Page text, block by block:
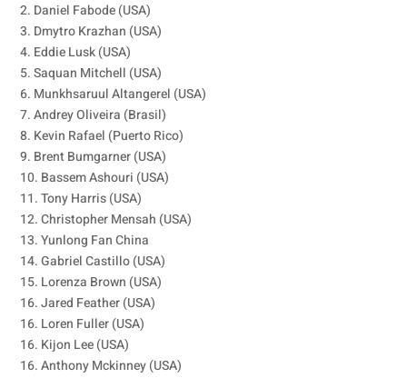
2. Daniel Fabode (USA)
3. Dmytro Krazhan (USA)
4. Eddie Lusk (USA)
5. Saquan Mitchell (USA)
6. Munkhsaruul Altangerel (USA)
7. Andrey Oliveira (Brasil)
8. Kevin Rafael (Puerto Rico)
9. Brent Bumgarner (USA)
10. Bassem Ashouri (USA)
11. Tony Harris (USA)
12. Christopher Mensah (USA)
13. Yunlong Fan China
14. Gabriel Castillo (USA)
15. Lorenza Brown (USA)
16. Jared Feather (USA)
16. Loren Fuller (USA)
16. Kijon Lee (USA)
16. Anthony Mckinney (USA)